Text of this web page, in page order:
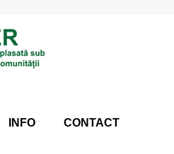
INFO CONTACT